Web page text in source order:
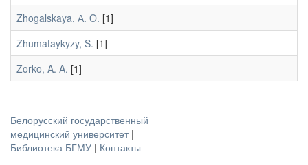
Zhogalskaya, А. O. [1]
Zhumataykyzy, S. [1]
Zorko, A. A. [1]
Белорусский государственный
медицинский университет |
Библиотека БГМУ | Контакты